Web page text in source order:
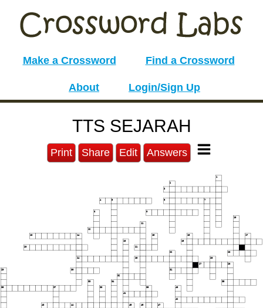
Make a Crossword Find a Crossword
About Login/Sign Up
TTS SEJARAH
Print Share Edit Answers
1
2
3
4 5 6 7
8
9
10
11
12
13 14 15 16 17
18 19
20 21
22 23
24 25 26
27 28
29 30 31
32
33 34 35
36 37 38 39 40
41
42
43 44 45 46 47